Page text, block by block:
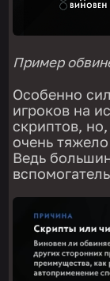
Пример
Особенно
игроков на
скриптов,
очень
Ведь